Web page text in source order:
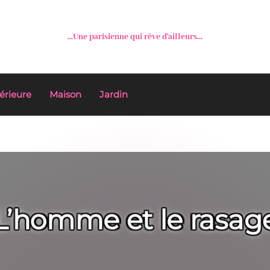
...Une parisienne qui rêve d'ailleurs...
Maison Jardin
et le